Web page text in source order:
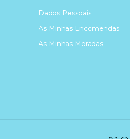
Dados Pessoais
As Minhas Encomendas
As Minhas Moradas